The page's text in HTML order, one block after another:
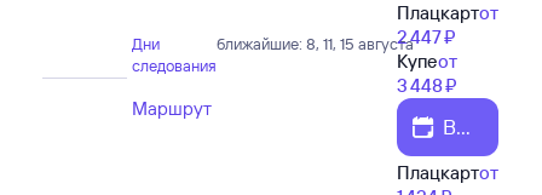
Дни
следования
ближайшие: 8, 11, 15 августа
Маршрут
Плацкартот
2 ⁠447 ⁠₽
Купеот
3 ⁠448 ⁠₽
Вы
бе
рит
Плацкартот